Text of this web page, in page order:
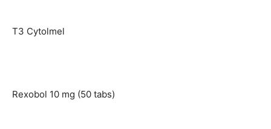
T3 Cytolmel
Rexobol 10 mg (50 tabs)